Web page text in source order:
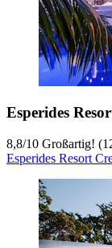
Esperides
8,8/10 Großartig!
Esperides Resort